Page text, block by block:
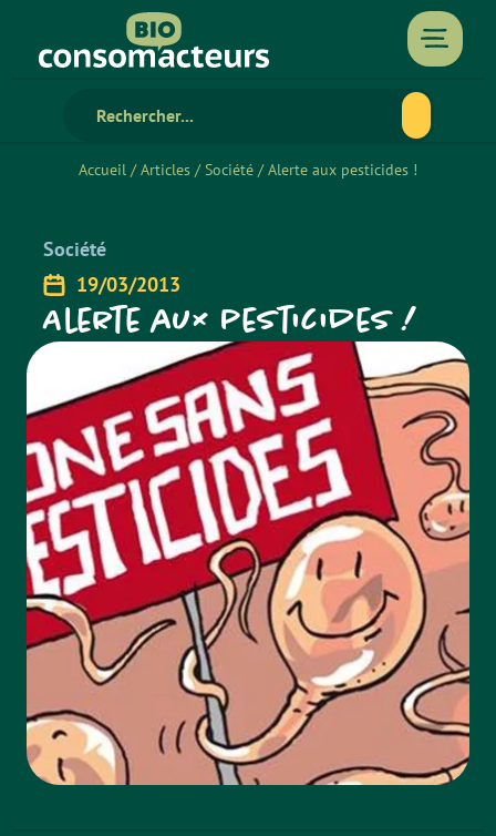
Accueil /Articles /Société /Alerte aux pesticides !
Société
19/03/2013
Alerte aux pesticides !